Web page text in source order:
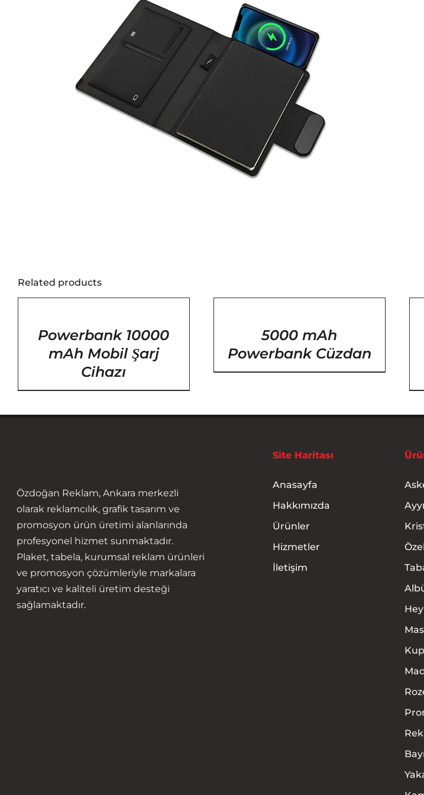
Related products
Powerbank 10000
mAh Mobil Şarj
Cihazı
5000 mAh
Powerbank Cüzdan
Özdoğan Reklam, Ankara merkezli
olarak reklamcılık, grafik tasarım ve
promosyon ürün üretimi alanlarında
profesyonel hizmet sunmaktadır.
Plaket, tabela, kurumsal reklam ürünleri
ve promosyon çözümleriyle markalara
yaratıcı ve kaliteli üretim desteği
sağlamaktadır.
Site Haritası
Anasayfa
Hakkımızda
Ürünler
Hizmetler
İletişim
Anasayfa
Hakkımızda
Ürünler